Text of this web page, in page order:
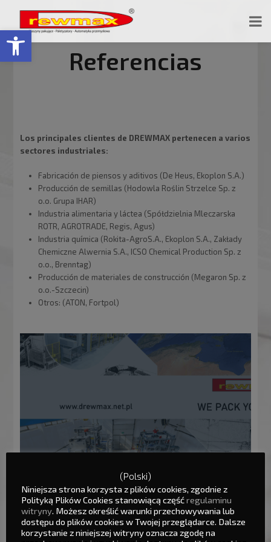
Abrir barra de herramientas
Referencias
Los principales clientes de DREWMAX pertenecen a varios
sectores industriales:
Fabricación de piensos y aditivos (De Heus, Ekoplon S.A.)
Producción de semillas (Hodowla Roślin Strzelce Sp. z
o.o. Grupa IHAR)
Industria alimentaria y láctea (Spółdzielnia Mleczarska
ROTR, AGROTRADE, Regis, Agus)
Industria química (Rokita-AgroS.A., Ekoplon S.A., Zakłady
Chemiczne Alwernia S.A., ICSO Chemical Production Sp. z
o.o., Brenntag)
Producción de materiales de construcción (Megaron Sp. z
o.o.-Szczecin)
Otros: (ATON, Fortpol)
Máquinas de embalaje
Estaciones
de
descarga
BIG-BAG
Estaciones
de carga
BIG-BAG
Estaciones de
dosificación de
componentes
Sistemas de
control
informáticos
(Polski)
Niniejsza strona korzysta z plików cookies, zgodnie z
Polityką Plików Cookies stanowiącą częśćregulaminu
witryny. Możesz określić warunki przechowywania lub
dostępu do plików cookies w Twojej przeglądarce. Dalsze
korzystanie z niniejszej witryny oznacza zgodę na